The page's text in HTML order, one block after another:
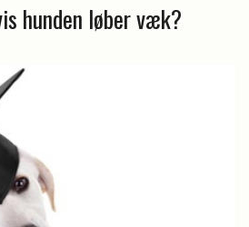
hunden løber væk?